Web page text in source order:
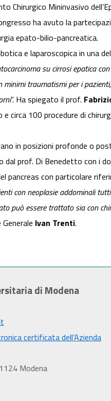
Chirurgico Mininvasivo
ha avuto la
epato-bilio-pancreatica.
e laparoscopica in una
su cirrosi epatica
minimi traumatismi per i
”. Ha spiegato il prof.
circa 100 procedure di
in posizioni profonde o
dal prof. Di Benedetto con i
pancreas con particolare
con neoplasie addominali
può essere trattato sia con
Ivan Trenti.
di Modena
certificata dell’Azienda
Modena